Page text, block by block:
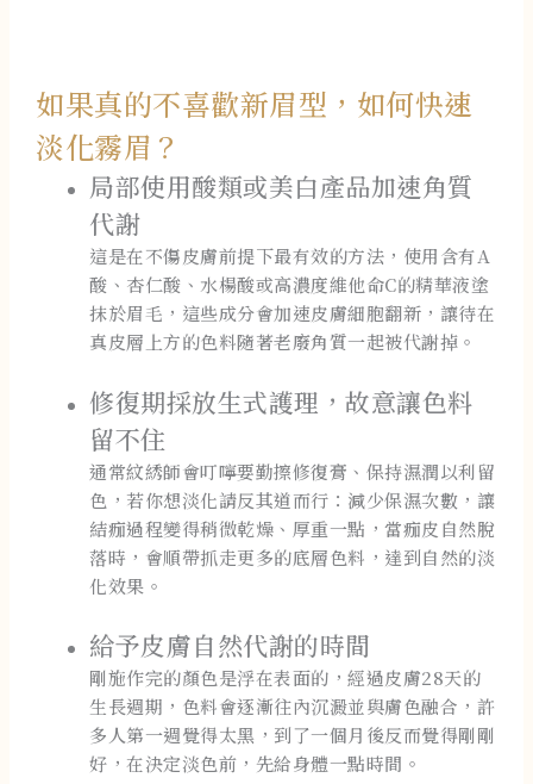
如果真的不喜歡新眉型，如何快速
淡化霧眉？
局部使用酸類或美白產品加速角質
代謝
這是在不傷皮膚前提下最有效的方法，使用含有A
酸、杏仁酸、水楊酸或高濃度維他命C的精華液塗
抹於眉毛，這些成分會加速皮膚細胞翻新，讓待在
真皮層上方的色料隨著老廢角質一起被代謝掉。
修復期採放生式護理，故意讓色料
留不住
通常紋綉師會叮嚀要勤擦修復膏、保持濕潤以利留
色，若你想淡化請反其道而行：減少保濕次數，讓
結痂過程變得稍微乾燥、厚重一點，當痂皮自然脫
落時，會順帶抓走更多的底層色料，達到自然的淡
化效果。
給予皮膚自然代謝的時間
剛施作完的顏色是浮在表面的，經過皮膚28天的
生長週期，色料會逐漸往內沉澱並與膚色融合，許
多人第一週覺得太黑，到了一個月後反而覺得剛剛
好，在決定淡色前，先給身體一點時間。